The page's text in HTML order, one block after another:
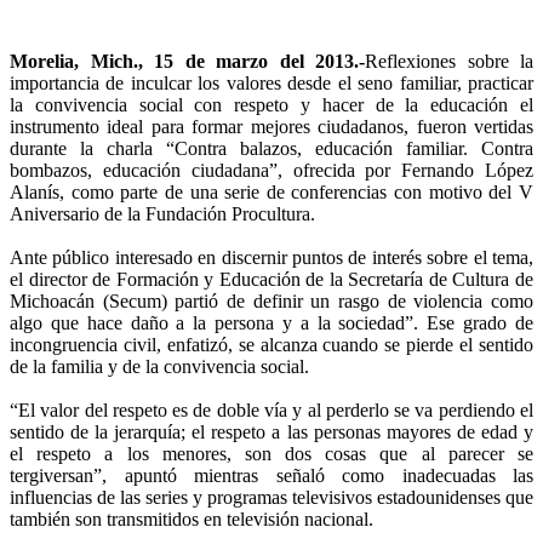
Morelia, Mich., 15 de marzo del 2013.-Reflexiones sobre la
importancia de inculcar los valores desde el seno familiar, practicar
la convivencia social con respeto y hacer de la educación el
instrumento ideal para formar mejores ciudadanos, fueron vertidas
durante la charla “Contra balazos, educación familiar. Contra
bombazos, educación ciudadana”, ofrecida por Fernando López
Alanís, como parte de una serie de conferencias con motivo del V
Aniversario de la Fundación Procultura.
Ante público interesado en discernir puntos de interés sobre el tema,
el director de Formación y Educación de la Secretaría de Cultura de
Michoacán (Secum) partió de definir un rasgo de violencia como
algo que hace daño a la persona y a la sociedad”. Ese grado de
incongruencia civil, enfatizó, se alcanza cuando se pierde el sentido
de la familia y de la convivencia social.
“El valor del respeto es de doble vía y al perderlo se va perdiendo el
sentido de la jerarquía; el respeto a las personas mayores de edad y
el respeto a los menores, son dos cosas que al parecer se
tergiversan”, apuntó mientras señaló como inadecuadas las
influencias de las series y programas televisivos estadounidenses que
también son transmitidos en televisión nacional.